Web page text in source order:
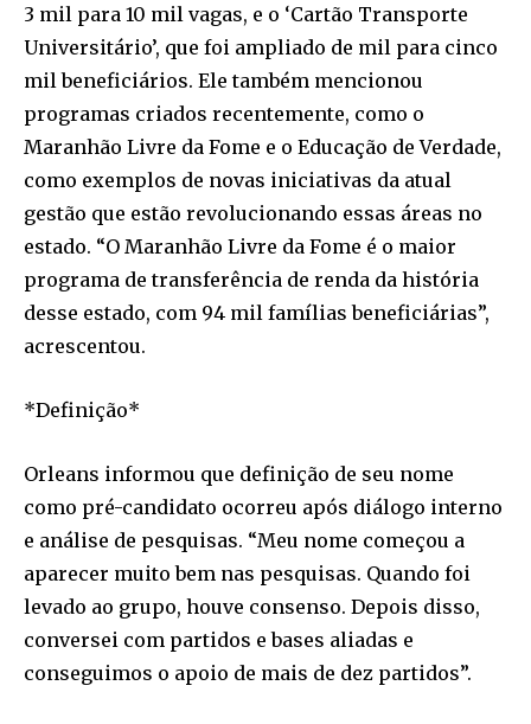
3 mil para 10 mil vagas, e o ‘Cartão Transporte
Universitário’, que foi ampliado de mil para cinco
mil beneficiários. Ele também mencionou
programas criados recentemente, como o
Maranhão Livre da Fome e o Educação de Verdade,
como exemplos de novas iniciativas da atual
gestão que estão revolucionando essas áreas no
estado. “O Maranhão Livre da Fome é o maior
programa de transferência de renda da história
desse estado, com 94 mil famílias beneficiárias”,
acrescentou.
*Definição*
Orleans informou que definição de seu nome
como pré-candidato ocorreu após diálogo interno
e análise de pesquisas. “Meu nome começou a
aparecer muito bem nas pesquisas. Quando foi
levado ao grupo, houve consenso. Depois disso,
conversei com partidos e bases aliadas e
conseguimos o apoio de mais de dez partidos”.